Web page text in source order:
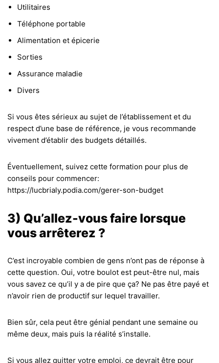
Utilitaires
Téléphone portable
Alimentation et épicerie
Sorties
Assurance maladie
Divers
Si vous êtes sérieux au sujet de l’établissement et du
respect d’une base de référence, je vous recommande
vivement d’établir des budgets détaillés.
Éventuellement, suivez cette formation pour plus de
conseils pour commencer:
https://lucbrialy.podia.com/gerer-son-budget
3) Qu’allez-vous faire lorsque
vous arrêterez ?
C’est incroyable combien de gens n’ont pas de réponse à
cette question. Oui, votre boulot est peut-être nul, mais
vous savez ce qu’il y a de pire que ça? Ne pas être payé et
n’avoir rien de productif sur lequel travailler.
Bien sûr, cela peut être génial pendant une semaine ou
même deux, mais puis la réalité s’installe.
Si vous allez quitter votre emploi, ce devrait être pour